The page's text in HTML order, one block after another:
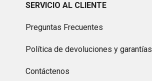
SERVICIO AL CLIENTE
Preguntas Frecuentes
Política de devoluciones y garantías
Contáctenos